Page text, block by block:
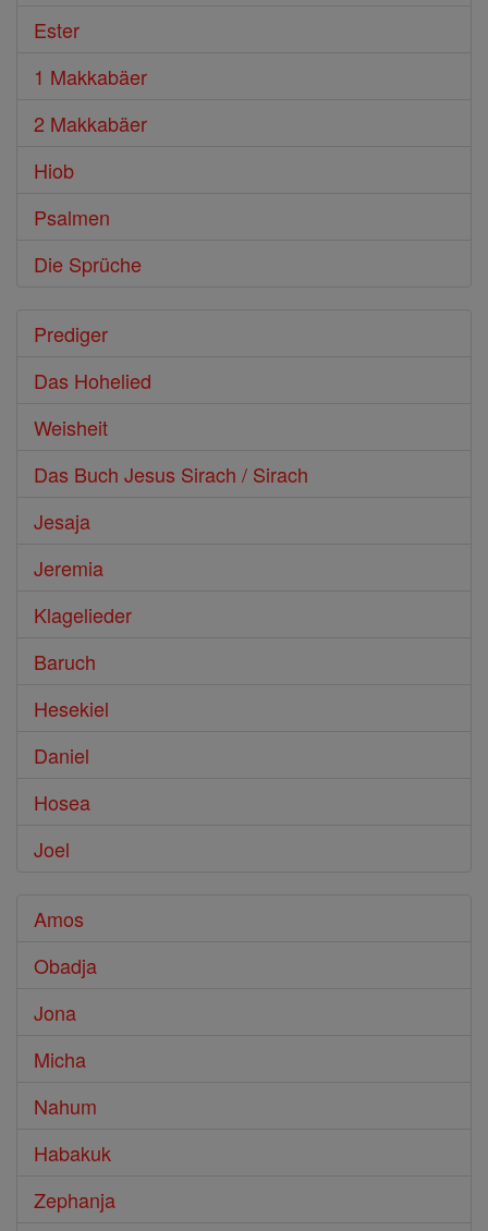
Ester
1 Makkabäer
2 Makkabäer
Hiob
Psalmen
Die Sprüche
Prediger
Das Hohelied
Weisheit
Das Buch Jesus Sirach / Sirach
Jesaja
Jeremia
Klagelieder
Baruch
Hesekiel
Daniel
Hosea
Joel
Amos
Obadja
Jona
Micha
Nahum
Habakuk
Zephanja